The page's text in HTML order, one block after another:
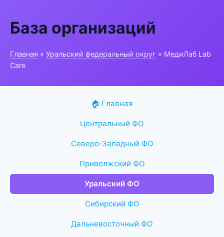
База организаций
Главная » Уральский федеральный округ » МедиЛаб Lab
Care
🏠 Главная
Центральный ФО
Северо-Западный ФО
Приволжский ФО
Уральский ФО
Сибирский ФО
Дальневосточный ФО